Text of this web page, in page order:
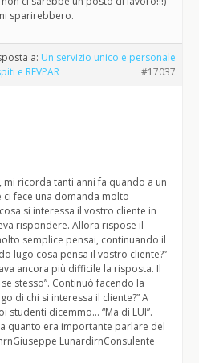
sparirebbero.
a: Un servizio unico e personale
e REVPAR
#17037
ricorda tanti anni fa quando a un
fece una domanda molto
si interessa il vostro cliente in
rispondere. Allora rispose il
semplice pensai, continuando il
lugo cosa pensa il vostro cliente?”
ancora più difficile la risposta. Il
stesso”. Continuò facendo la
di chi si interessa il cliente?” A
studenti dicemmo… “Ma di LUI”.
quanto era importante parlare del
LunardirnConsulente